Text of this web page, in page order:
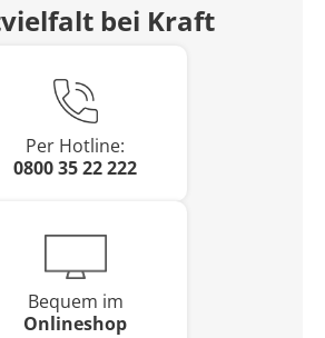
bei Kraft
Per Hotline:
0800 35 22 222
Bequem im
Onlineshop